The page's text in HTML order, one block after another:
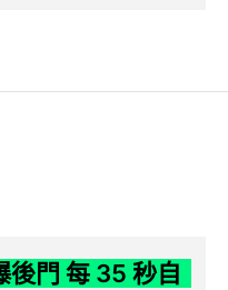
門 每 35 秒自